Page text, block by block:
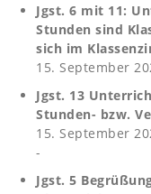
Jgst. 6 mit 11:
Stunden sind
sich im
15. September
Jgst. 13
Stunden- bzw.
15. September
-
Jgst. 5